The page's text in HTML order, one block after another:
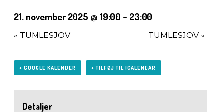
21. november 2025 @ 19:00 - 23:00
« TUMLESJOV TUMLESJOV »
+ GOOGLE KALENDER + TILFØJ TIL ICALENDAR
Detaljer